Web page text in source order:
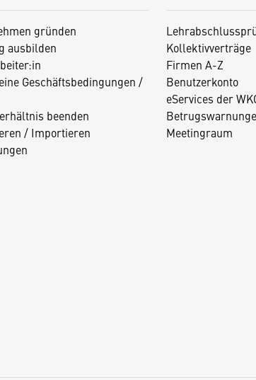
gründen
ausbilden
Geschäftsbedingungen /
beenden
/ Importieren
Kollektivverträge
Firmen A-Z
Benutzerkonto
eServices der
Meetingraum